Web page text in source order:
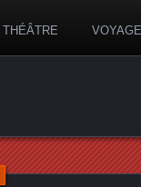
THÉÂTRE